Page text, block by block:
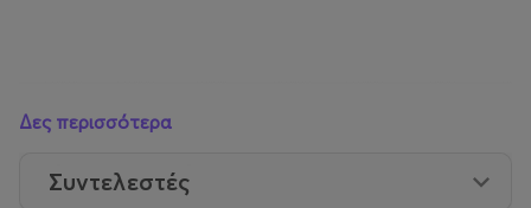
Δες περισσότερα
Συντελεστές